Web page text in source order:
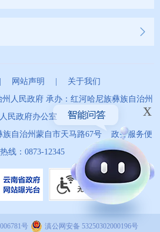
网站声明
关于我们
人民政府 承办：红河哈尼族彝族自治州
人民政府办公室
族自治州蒙自市天马路67号 政务服务便
线：0873-12345
x
号 滇公网安备 53250302000196号